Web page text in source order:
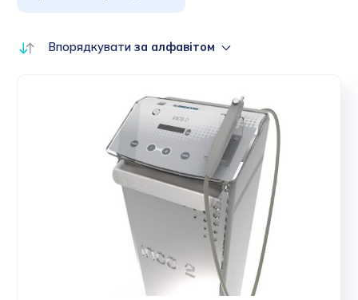
Впорядкувати за алфавітом